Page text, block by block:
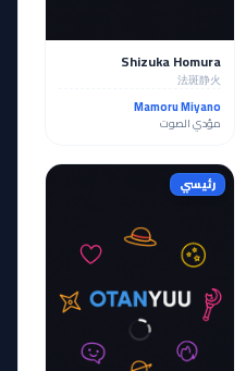
Shizuka Homura
法斑静火
Mamoru Miyano
مؤدي الصوت
رئيسي